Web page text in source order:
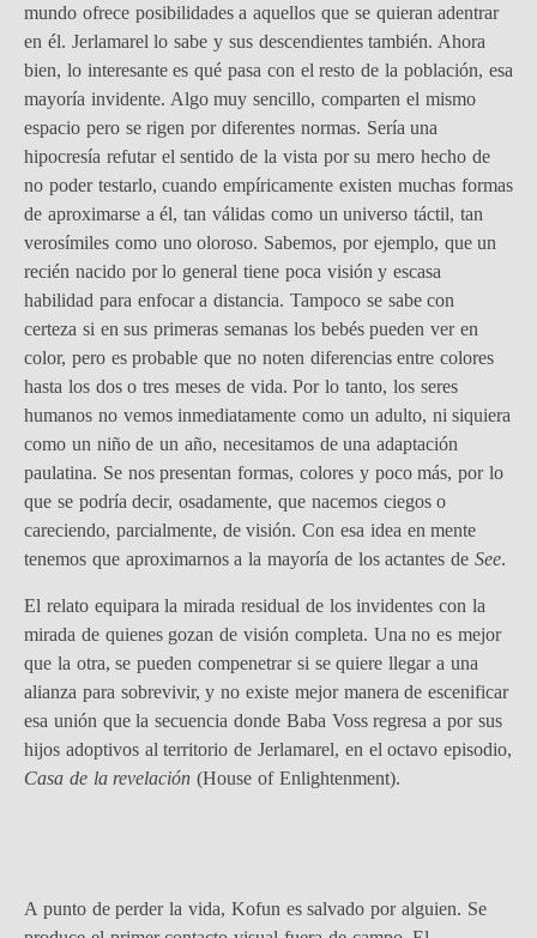
mundo ofrece posibilidades a aquellos que se quieran adentrar
en él. Jerlamarel lo sabe y sus descendientes también. Ahora
bien, lo interesante es qué pasa con el resto de la población, esa
mayoría invidente. Algo muy sencillo, comparten el mismo
espacio pero se rigen por diferentes normas. Sería una
hipocresía refutar el sentido de la vista por su mero hecho de
no poder testarlo, cuando empíricamente existen muchas formas
de aproximarse a él, tan válidas como un universo táctil, tan
verosímiles como uno oloroso. Sabemos, por ejemplo, que un
recién nacido por lo general tiene poca visión y escasa
habilidad para enfocar a distancia. Tampoco se sabe con
certeza si en sus primeras semanas los bebés pueden ver en
color, pero es probable que no noten diferencias entre colores
hasta los dos o tres meses de vida. Por lo tanto, los seres
humanos no vemos inmediatamente como un adulto, ni siquiera
como un niño de un año, necesitamos de una adaptación
paulatina. Se nos presentan formas, colores y poco más, por lo
que se podría decir, osadamente, que nacemos ciegos o
careciendo, parcialmente, de visión. Con esa idea en mente
tenemos que aproximarnos a la mayoría de los actantes de See.
El relato equipara la mirada residual de los invidentes con la
mirada de quienes gozan de visión completa. Una no es mejor
que la otra, se pueden compenetrar si se quiere llegar a una
alianza para sobrevivir, y no existe mejor manera de escenificar
esa unión que la secuencia donde Baba Voss regresa a por sus
hijos adoptivos al territorio de Jerlamarel, en el octavo episodio,
Casa de la revelación (House of Enlightenment).
A punto de perder la vida, Kofun es salvado por alguien. Se